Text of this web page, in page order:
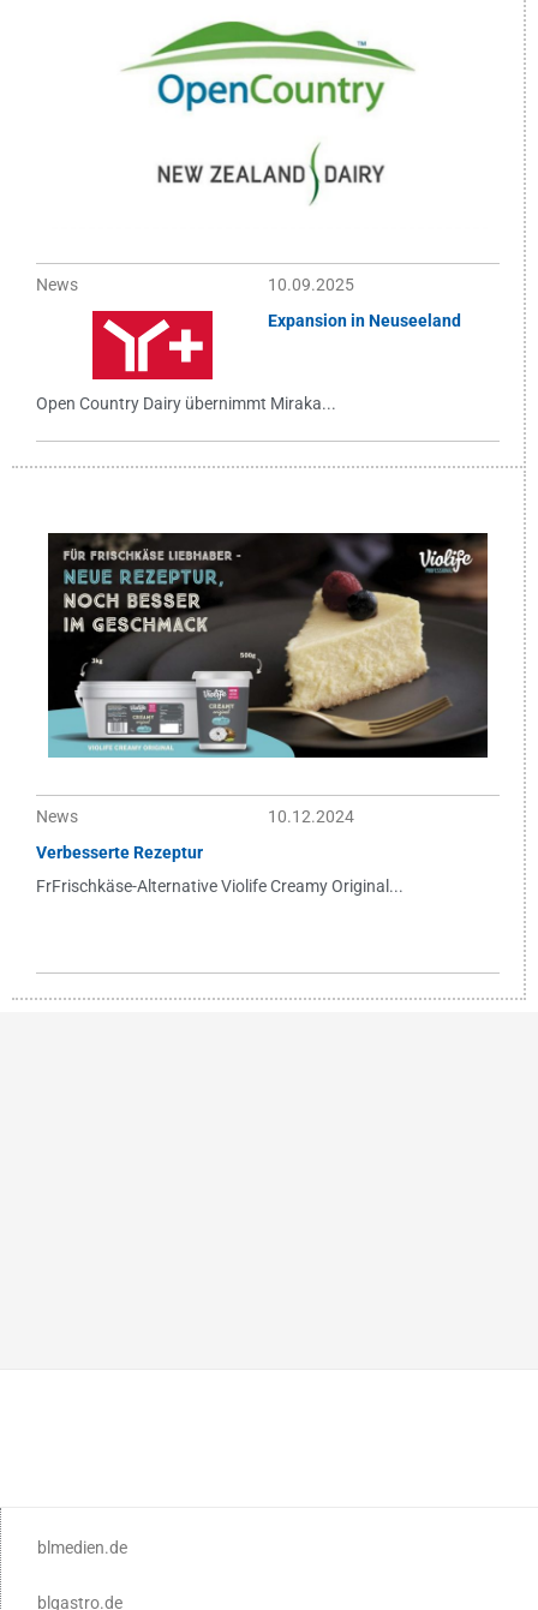
News
10.09.2025
Expansion in Neuseeland
Open Country Dairy übernimmt Miraka...
News
10.12.2024
Verbesserte Rezeptur
FrFrischkäse-Alternative Violife Creamy Original...
blmedien.de
blgastro.de